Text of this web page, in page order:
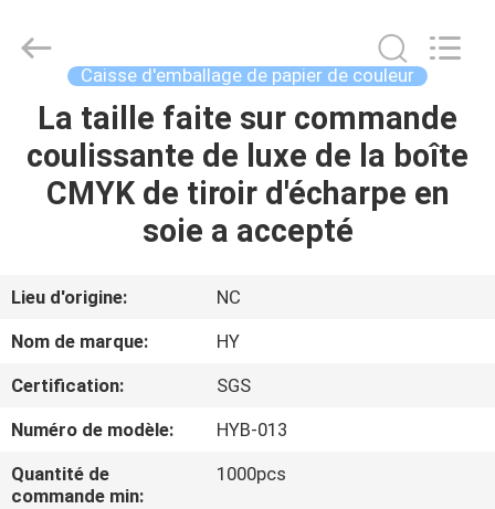
LA
MAISON
À
PROPOS
NOUS
157gsm
Fournisseur.
Art&Crafts
Developed
Caisse d'emballage de papier de couleur
La taille faite sur commande
coulissante de luxe de la boîte
CMYK de tiroir d'écharpe en
soie a accepté
Lieu d'origine:
NC
Nom de marque:
HY
Certification:
SGS
Numéro de modèle:
HYB-013
Quantité de
commande min:
1000pcs